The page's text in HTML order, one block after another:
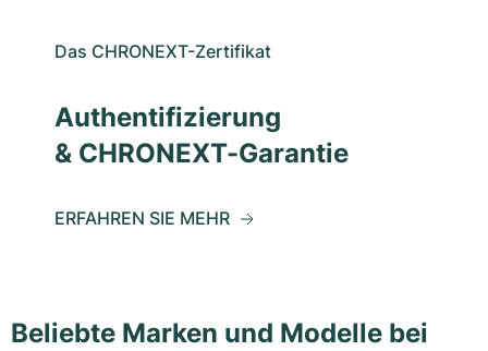
Das CHRONEXT-Zertifikat
Authentifizierung
& CHRONEXT-Garantie
ERFAHREN SIE MEHR
Beliebte Marken und Modelle bei